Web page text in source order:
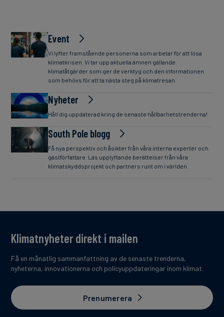
Event
Vi lyfter framstående personerna som arbetar för att lösa
klimatkrisen. Vi tar upp aktuella ämnen gällande
klimatåtgärder som ger de verktyg och den informationen
som behövs för att ta nästa steg på klimatresan.
Nyheter
Håll dig uppdaterad kring de senaste hållbarhetstrenderna!
South Pole blogg
Få nya perspektiv och åsikter från våra interna experter och
gästförfattare. Läs upplyftande berättelser från våra
klimatskyddsprojekt och partners runt om i världen.
Klimatnyheter direkt i mailen
Få en månatlig sammanfattning av de senaste trenderna,
nyheterna, innovationerna och policyuppdateringar inom klimat.
Prenumerera